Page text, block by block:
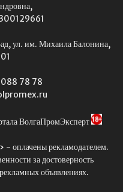
ул. им. Михаила Балонина,
088 78 78
ВолгаПромЭксперт
оплачены рекламодателем.
за достоверность
объявлениях.